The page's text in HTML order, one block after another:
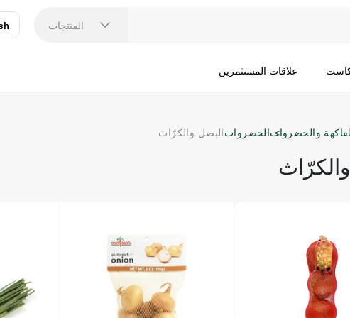
المنتجات
علاقات المستثمرين
والخضرواتالخضرواتالبصل والكرّاث